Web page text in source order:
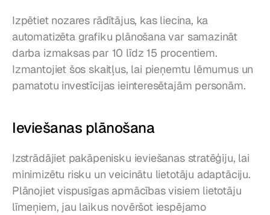
Izpētiet nozares rādītājus, kas liecina, ka
automatizēta grafiku plānošana var samazināt
darba izmaksas par 10 līdz 15 procentiem.
Izmantojiet šos skaitļus, lai pieņemtu lēmumus un
pamatotu investīcijas ieinteresētajām personām.
Ieviešanas plānošana
Izstrādājiet pakāpenisku ieviešanas stratēģiju, lai
minimizētu risku un veicinātu lietotāju adaptāciju.
Plānojiet vispusīgas apmācības visiem lietotāju
līmeņiem, jau laikus novēršot iespējamo